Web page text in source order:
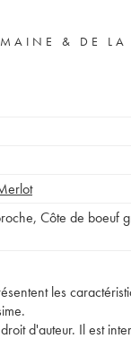
& DE LA
, Côte de boeuf
les
d'auteur. Il est